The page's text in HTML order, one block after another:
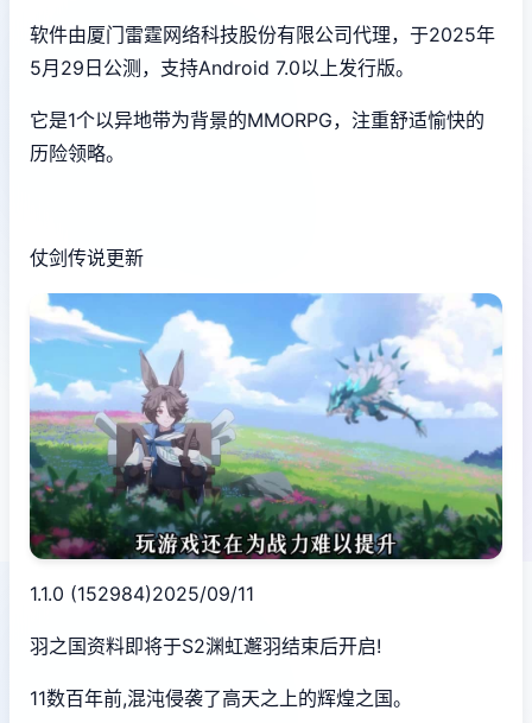
软件由厦门雷霆网络科技股份有限公司代理，于2025年
5月29日公测，支持Android 7.0以上发行版。
它是1个以异地带为背景的MMORPG，注重舒适愉快的
历险领略。
仗剑传说更新
1.1.0 (152984)2025/09/11
羽之国资料即将于S2渊虹邂羽结束后开启!
11数百年前,混沌侵袭了高天之上的辉煌之国。